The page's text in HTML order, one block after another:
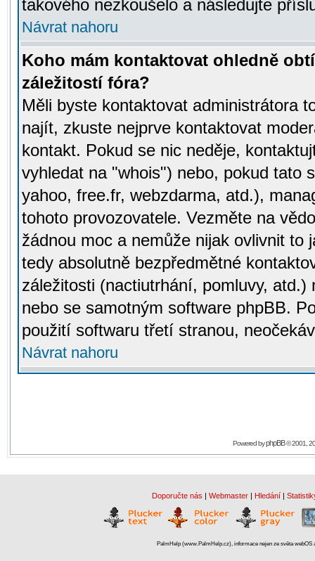
takového nezkoušelo a následujte
Návrat nahoru
Koho mám kontaktovat ohledně
záležitostí fóra?
Měli byste kontaktovat administrátora
najít, zkuste nejprve kontaktovat
kontakt. Pokud se nic neděje,
vyhledat na "whois") nebo, pokud tato
yahoo, free.fr, webzdarma, atd.),
tohoto provozovatele. Vezměte na
žádnou moc a nemůže nijak ovlivnit to
tedy absolutně bezpředmětné
záležitosti (nactiutrhání, pomluvy,
nebo se samotným software phpBB.
použití softwaru třetí stranou,
Návrat nahoru
Powered byphpBB© 2001,
Doporučte nás | Webmaster | Hledání |
PalmHelp (www.PalmHelp.cz), informace nejen ze světa